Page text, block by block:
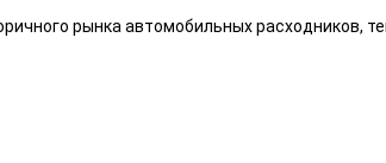
рынка автомобильных расходников,